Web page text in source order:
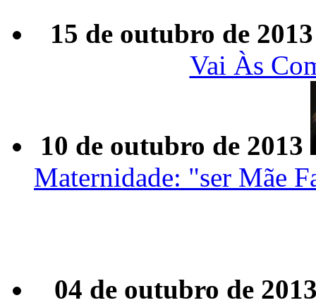
15 de outubro de 2013
Vai Às
10 de outubro de 2013
Maternidade: "ser Mãe
04 de outubro de